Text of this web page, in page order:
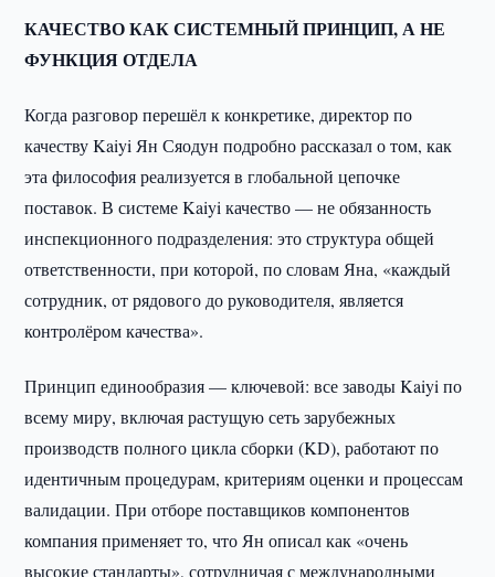
КАЧЕСТВО КАК СИСТЕМНЫЙ ПРИНЦИП, А НЕ
ФУНКЦИЯ ОТДЕЛА
Когда разговор перешёл к конкретике, директор по
качеству Kaiyi Ян Сяодун подробно рассказал о том, как
эта философия реализуется в глобальной цепочке
поставок. В системе Kaiyi качество — не обязанность
инспекционного подразделения: это структура общей
ответственности, при которой, по словам Яна, «каждый
сотрудник, от рядового до руководителя, является
контролёром качества».
Принцип единообразия — ключевой: все заводы Kaiyi по
всему миру, включая растущую сеть зарубежных
производств полного цикла сборки (KD), работают по
идентичным процедурам, критериям оценки и процессам
валидации. При отборе поставщиков компонентов
компания применяет то, что Ян описал как «очень
высокие стандарты», сотрудничая с международными